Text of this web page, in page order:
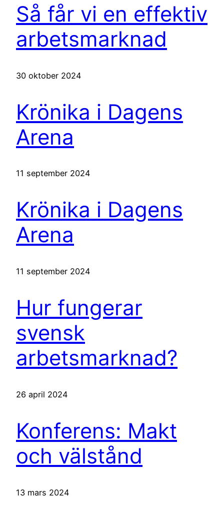
Så får vi en effektiv
arbetsmarknad
30 oktober 2024
Krönika i Dagens
Arena
11 september 2024
Krönika i Dagens
Arena
11 september 2024
Hur fungerar
svensk
arbetsmarknad?
26 april 2024
Konferens: Makt
och välstånd
13 mars 2024